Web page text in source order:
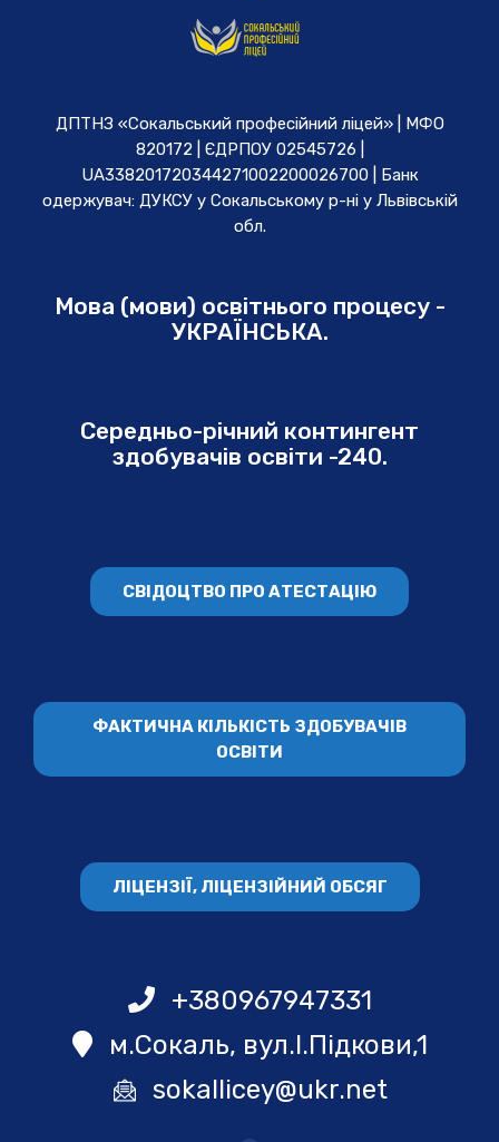
ДПТНЗ «Сокальський професійний ліцей» | МФО
820172 | ЄДРПОУ 02545726 |
UA338201720344271002200026700 | Банк
одержувач: ДУКСУ у Cокальському р-ні у Львівській
обл.
Мова (мови) освітнього процесу -
УКРАЇНСЬКА.
Середньо-річний контингент
здобувачів освіти -240.
СВІДОЦТВО ПРО АТЕСТАЦІЮ
ФАКТИЧНА КІЛЬКІСТЬ ЗДОБУВАЧІВ
ОСВІТИ
ЛІЦЕНЗІЇ, ЛІЦЕНЗІЙНИЙ ОБСЯГ
+380967947331
м.Сокаль, вул.І.Підкови,1
sokallicey@ukr.net